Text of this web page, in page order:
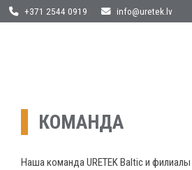
Skip
to
+371 2544 0919 info@uretek.lv
КОМАНДА
Наша команда URETEK Baltic и